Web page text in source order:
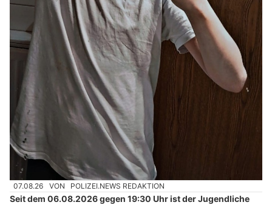
07.08.26 VON POLIZEI.NEWS REDAKTION
Seit dem 06.08.2026 gegen 19:30 Uhr ist der Jugendliche